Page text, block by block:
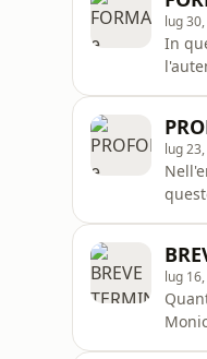
lug
In
lug
lug